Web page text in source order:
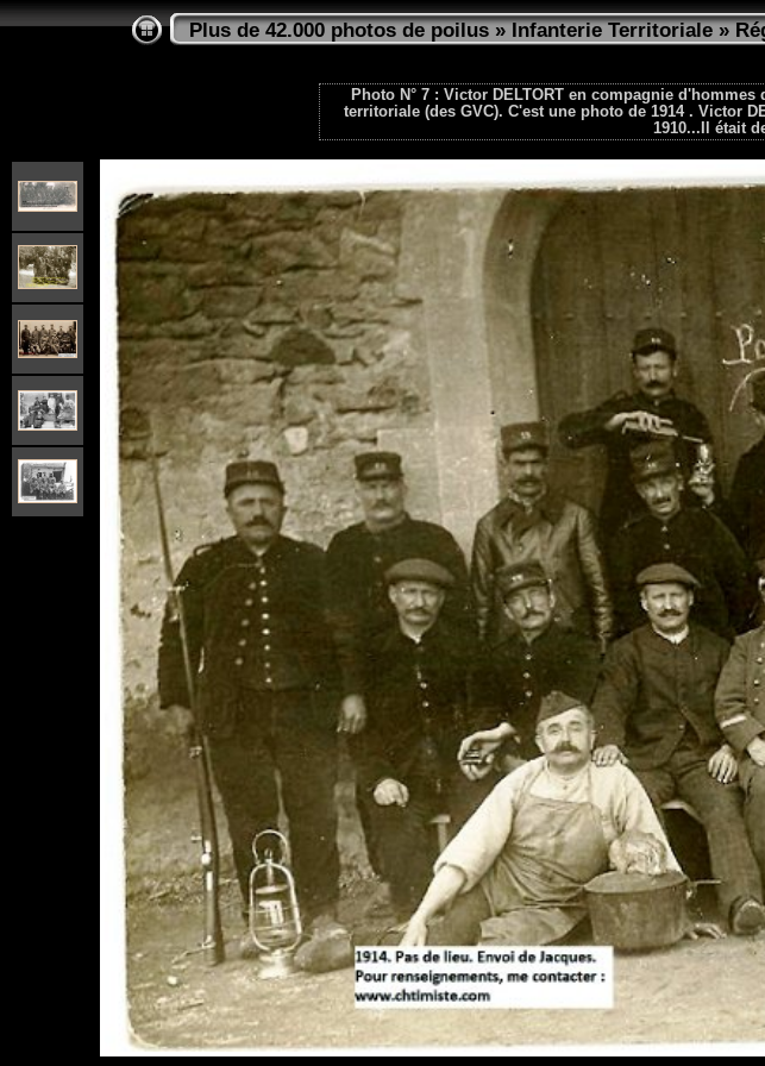
Plus de 42.000 photos de poilus»Infanterie Territoriale»
Photo N° 7 : Victor DELTORT en compagnie
territoriale (des GVC). C'est une photo de 1914 . Victor
1910...Il était